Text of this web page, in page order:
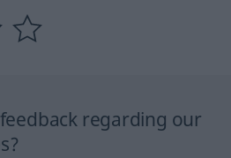
regarding our